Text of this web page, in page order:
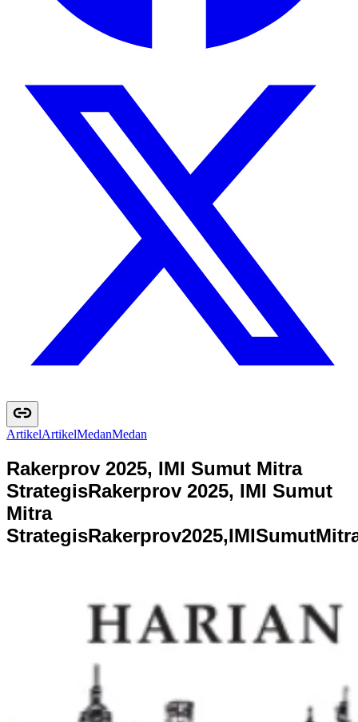
ArtikelArtikelMedanMedan
Rakerprov 2025, IMI Sumut Mitra
StrategisRakerprov 2025, IMI Sumut
Mitra
StrategisRakerprov2025,IMISumutMitr